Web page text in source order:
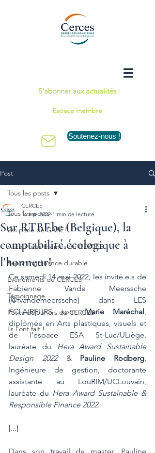
S'abonner aux actualités
Espace membre
Soutenez-nous !
Post
Tous les posts
On parle de CARE!
Autour des thèmes du CERCES
Reporting/finance durable
Evénements du CERCES
Témoignage
Petits-déjeuners du CERCES
Ils l'ont fait !
Tous les posts
Sur RTBF.be (Belgique), la
comptabilité écologique à
l'honneur!
CERCES
16 mai 2022 1 min de lecture
Ce samedi 14 mai 2022, les invité.e.s de
Fabienne Vande Meerssche
(@fvandemeerssche) dans LES
ÉCLAIREURS sont Marie Maréchal,
diplômée en Arts plastiques, visuels et
de l’espace ESA St-Luc/ULiège,
lauréate du Hera Award Sustainable
Design 2022 & Pauline Rodberg,
Ingénieure de gestion, doctorante
assistante au LouRIM/UCLouvain,
lauréate du Hera Award Sustainable &
Responsible Finance 2022.
[...]